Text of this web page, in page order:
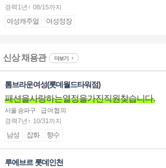
경력1년↑ 08/15까지
여성캐주얼 여성정장
신상 채용관 더보기
톰브라운여성(롯데월드타워점)
패션을사랑하는열정을가진직원찾습니다.
서울 송파구
급여협의
경력7년↑ 10/31까지
남성 잡화 향수
루에브르 롯데인천